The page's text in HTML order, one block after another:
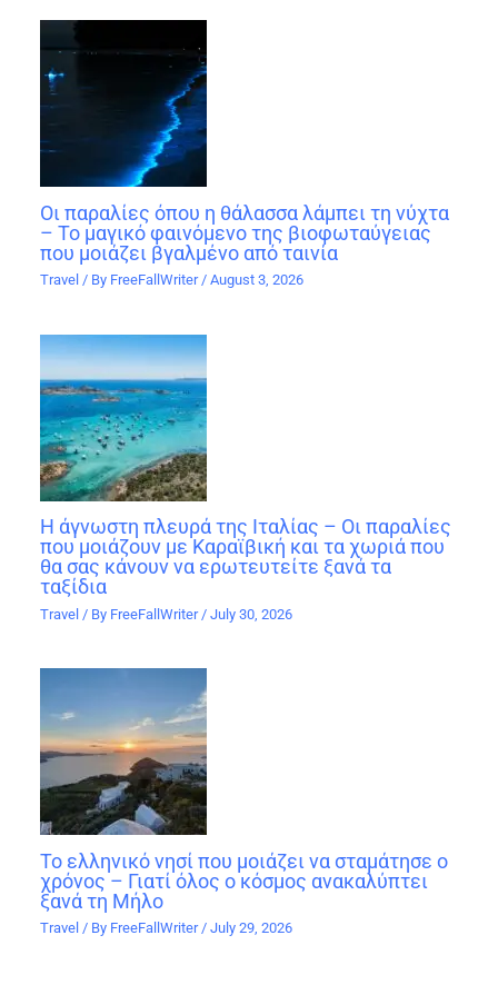
Οι παραλίες όπου η θάλασσα λάμπει τη νύχτα
– Το μαγικό φαινόμενο της βιοφωταύγειας
που μοιάζει βγαλμένο από ταινία
Travel / By FreeFallWriter/August 3, 2026
Η άγνωστη πλευρά της Ιταλίας – Οι παραλίες
που μοιάζουν με Καραϊβική και τα χωριά που
θα σας κάνουν να ερωτευτείτε ξανά τα
ταξίδια
Travel / By FreeFallWriter /July 30, 2026
Το ελληνικό νησί που μοιάζει να σταμάτησε ο
χρόνος – Γιατί όλος ο κόσμος ανακαλύπτει
ξανά τη Μήλο
Travel / By FreeFallWriter/July 29, 2026